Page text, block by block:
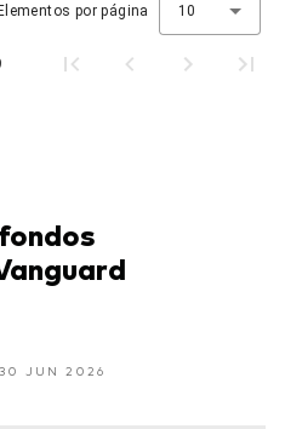
por página 10
JUN 2026